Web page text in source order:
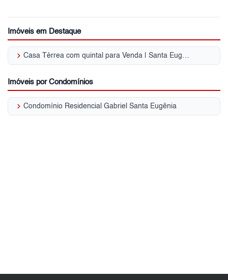
Imóveis em Destaque
keyboard_arrow_right Casa Térrea com quintal para Venda | Santa Eugênia
Imóveis por Condomínios
keyboard_arrow_right Condomínio Residencial Gabriel Santa Eugênia